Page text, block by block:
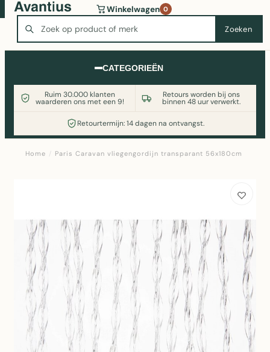
Zoeken
Winkelwagen 0
CATEGORIEËN
Ruim 30.000 klanten
waarderen ons met een 9!
Retours worden bij ons
binnen 48 uur verwerkt.
Retourtermijn: 14 dagen na ontvangst.
Wasmachine of koelkast nodig? Vergelijk alle prijzen op
Witgoedaanbod.nl
Home / Paris Caravan vliegengordijn transparant 56x180cm